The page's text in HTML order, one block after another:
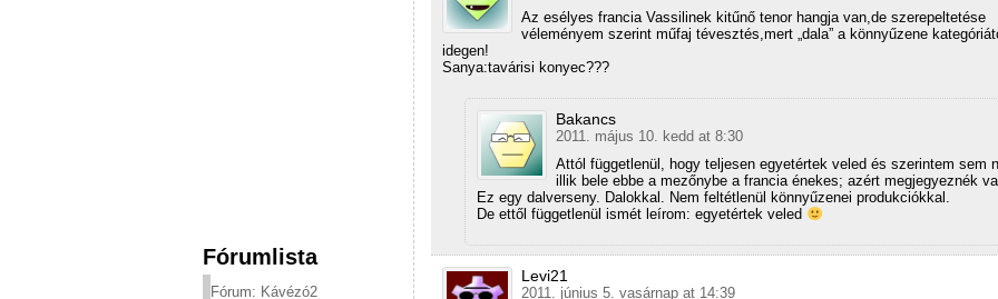
Fórumlista
Fórum: Kávézó2
Az esélyes francia Vassilinek kitűnő tenor hangja van,de szerepeltetése
véleményem szerint műfaj tévesztés,mert „dala” a könnyűzene
idegen!
Sanya:tavárisi konyec???
Bakancs
2011. május 10. kedd at 8:30
Attól függetlenül, hogy teljesen egyetértek veled és szerintem sem
illik bele ebbe a mezőnybe a francia énekes; azért megjegyeznék
Ez egy dalverseny. Dalokkal. Nem feltétlenül könnyűzenei produkciókkal.
De ettől függetlenül ismét leírom: egyetértek veled
Levi21
2011. június 5. vasárnap at 14:39